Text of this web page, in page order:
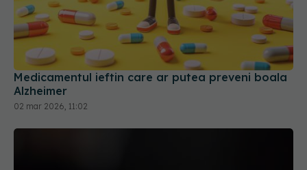
Medicamentul ieftin care ar putea preveni boala
Alzheimer
02 mar 2026, 11:02